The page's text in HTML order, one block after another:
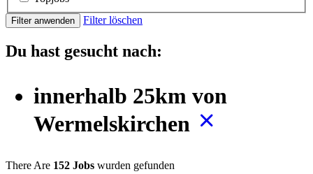
Filter anwenden Filter löschen
Du hast gesucht nach:
innerhalb 25km von
Wermelskirchen
There Are 152 Jobs wurden gefunden